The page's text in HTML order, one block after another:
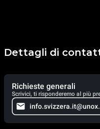
Dettagli di
Richieste generali
Scrivici, ti risponderemo al più